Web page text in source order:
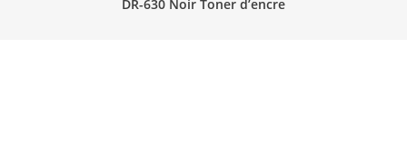
DR-630 Noir Toner d’encre